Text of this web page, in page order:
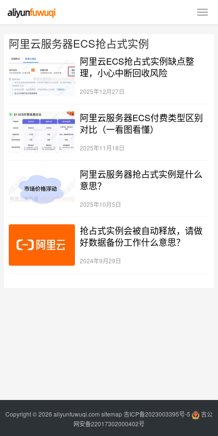
阿里云服务器ECS抢占式实例
阿里云ECS抢占式实例缺点整
理，小心中断回收风险
2025年12月27日
阿里云服务器ECS付费类型区别
对比（一看图看懂）
2025年11月18日
阿里云服务器抢占式实例是什么
意思？
2025年10月5日
抢占式实例会被自动释放，请做
好数据备份工作什么意思？
2024年9月29日
Copyright © 2026 aliyunfuwuqi.com sitemap吉ICP备2023003395号-5
吉公
网安备22017302000402号